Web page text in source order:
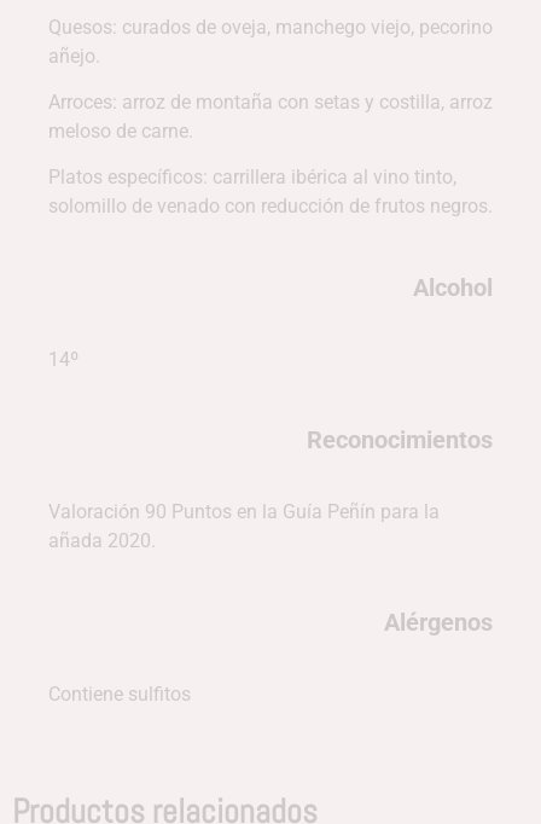
Quesos: curados de oveja, manchego viejo, pecorino
añejo.
Arroces: arroz de montaña con setas y costilla, arroz
meloso de carne.
Platos específicos: carrillera ibérica al vino tinto,
solomillo de venado con reducción de frutos negros.
Alcohol
14º
Reconocimientos
Valoración 90 Puntos en la Guía Peñín para la
añada 2020.
Alérgenos
Contiene sulfitos
Productos relacionados